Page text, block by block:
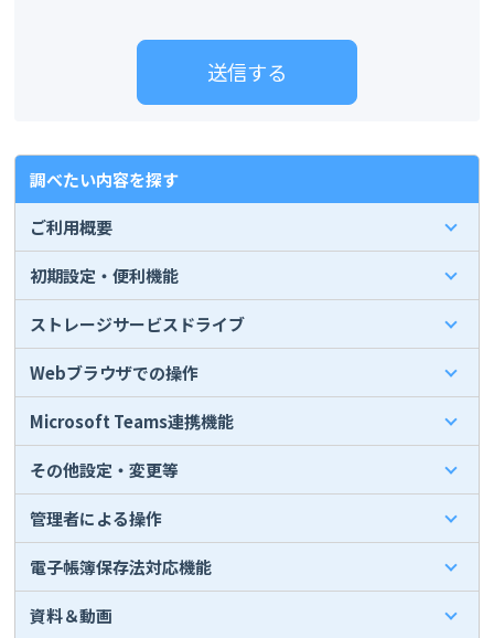
調べたい内容を探す
ご利用概要
初期設定・便利機能
ストレージサービスドライブ
Webブラウザでの操作
Microsoft Teams連携機能
その他設定・変更等
管理者による操作
電子帳簿保存法対応機能
資料＆動画